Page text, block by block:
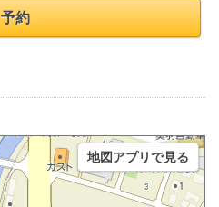
予約
地図アプリで見る